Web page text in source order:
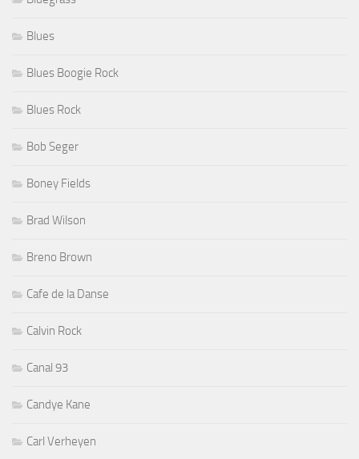
Blues
Blues Boogie Rock
Blues Rock
Bob Seger
Boney Fields
Brad Wilson
Breno Brown
Cafe de la Danse
Calvin Rock
Canal 93
Candye Kane
Carl Verheyen